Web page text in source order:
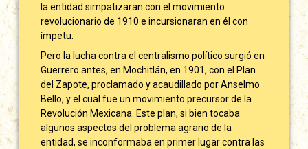
la entidad simpatizaran con el movimiento
revolucionario de 1910 e incursionaran en él con
ímpetu.
Pero la lucha contra el centralismo político surgió en
Guerrero antes, en Mochitlán, en 1901, con el Plan
del Zapote, proclamado y acaudillado por Anselmo
Bello, y el cual fue un movimiento precursor de la
Revolución Mexicana. Este plan, si bien tocaba
algunos aspectos del problema agrario de la
entidad, se inconformaba en primer lugar contra las